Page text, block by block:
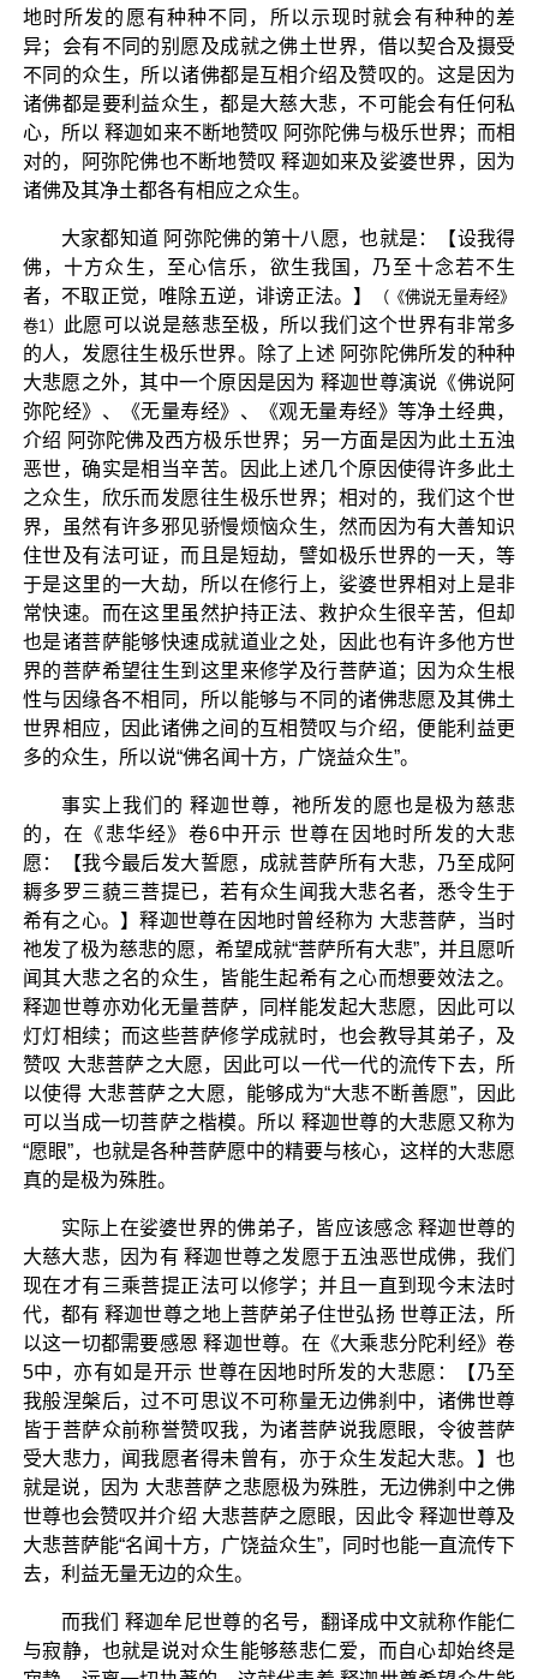
地时所发的愿有种种不同，所以示现时就会有种种的差
异；会有不同的别愿及成就之佛土世界，借以契合及摄受
不同的众生，所以诸佛都是互相介绍及赞叹的。这是因为
诸佛都是要利益众生，都是大慈大悲，不可能会有任何私
心，所以 释迦如来不断地赞叹 阿弥陀佛与极乐世界；而相
对的，阿弥陀佛也不断地赞叹 释迦如来及娑婆世界，因为
诸佛及其净土都各有相应之众生。
大家都知道 阿弥陀佛的第十八愿，也就是：【设我得
佛，十方众生，至心信乐，欲生我国，乃至十念若不生
者，不取正觉，唯除五逆，诽谤正法。】
（《佛说无量寿经》
卷1）
此愿可以说是慈悲至极，所以我们这个世界有非常多
的人，发愿往生极乐世界。除了上述 阿弥陀佛所发的种种
大悲愿之外，其中一个原因是因为 释迦世尊演说《佛说阿
弥陀经》、《无量寿经》、《观无量寿经》等净土经典，
介绍 阿弥陀佛及西方极乐世界；另一方面是因为此土五浊
恶世，确实是相当辛苦。因此上述几个原因使得许多此土
之众生，欣乐而发愿往生极乐世界；相对的，我们这个世
界，虽然有许多邪见骄慢烦恼众生，然而因为有大善知识
住世及有法可证，而且是短劫，譬如极乐世界的一天，等
于是这里的一大劫，所以在修行上，娑婆世界相对上是非
常快速。而在这里虽然护持正法、救护众生很辛苦，但却
也是诸菩萨能够快速成就道业之处，因此也有许多他方世
界的菩萨希望往生到这里来修学及行菩萨道；因为众生根
性与因缘各不相同，所以能够与不同的诸佛悲愿及其佛土
世界相应，因此诸佛之间的互相赞叹与介绍，便能利益更
多的众生，所以说“佛名闻十方，广饶益众生”。
事实上我们的 释迦世尊，祂所发的愿也是极为慈悲
的，在《悲华经》卷6中开示 世尊在因地时所发的大悲
愿：【我今最后发大誓愿，成就菩萨所有大悲，乃至成阿
耨多罗三藐三菩提已，若有众生闻我大悲名者，悉令生于
希有之心。】释迦世尊在因地时曾经称为 大悲菩萨，当时
祂发了极为慈悲的愿，希望成就“菩萨所有大悲”，并且愿听
闻其大悲之名的众生，皆能生起希有之心而想要效法之。
释迦世尊亦劝化无量菩萨，同样能发起大悲愿，因此可以
灯灯相续；而这些菩萨修学成就时，也会教导其弟子，及
赞叹 大悲菩萨之大愿，因此可以一代一代的流传下去，所
以使得 大悲菩萨之大愿，能够成为“大悲不断善愿”，因此
可以当成一切菩萨之楷模。所以 释迦世尊的大悲愿又称为
“愿眼”，也就是各种菩萨愿中的精要与核心，这样的大悲愿
真的是极为殊胜。
实际上在娑婆世界的佛弟子，皆应该感念 释迦世尊的
大慈大悲，因为有 释迦世尊之发愿于五浊恶世成佛，我们
现在才有三乘菩提正法可以修学；并且一直到现今末法时
代，都有 释迦世尊之地上菩萨弟子住世弘扬 世尊正法，所
以这一切都需要感恩 释迦世尊。在《大乘悲分陀利经》卷
5中，亦有如是开示 世尊在因地时所发的大悲愿：【乃至
我般涅槃后，过不可思议不可称量无边佛刹中，诸佛世尊
皆于菩萨众前称誉赞叹我，为诸菩萨说我愿眼，令彼菩萨
受大悲力，闻我愿者得未曾有，亦于众生发起大悲。】也
就是说，因为 大悲菩萨之悲愿极为殊胜，无边佛刹中之佛
世尊也会赞叹并介绍 大悲菩萨之愿眼，因此令 释迦世尊及
大悲菩萨能“名闻十方，广饶益众生”，同时也能一直流传下
去，利益无量无边的众生。
而我们 释迦牟尼世尊的名号，翻译成中文就称作能仁
与寂静，也就是说对众生能够慈悲仁爱，而自心却始终是